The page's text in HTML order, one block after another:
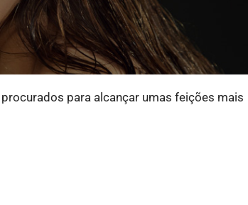
para alcançar umas feições mais